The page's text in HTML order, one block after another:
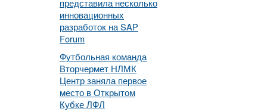
представила несколько
инновационных
разработок на SAP
Forum
Футбольная команда
Вторчермет НЛМК
Центр заняла первое
место в Открытом
Кубке ЛФЛ